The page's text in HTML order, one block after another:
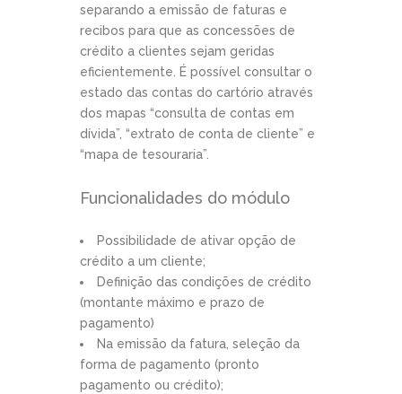
separando a emissão de faturas e
recibos para que as concessões de
crédito a clientes sejam geridas
eficientemente. É possível consultar o
estado das contas do cartório através
dos mapas “consulta de contas em
dívida”, “extrato de conta de cliente” e
“mapa de tesouraria”.
Funcionalidades do módulo
Possibilidade de ativar opção de
crédito a um cliente;
Definição das condições de crédito
(montante máximo e prazo de
pagamento)
Na emissão da fatura, seleção da
forma de pagamento (pronto
pagamento ou crédito);